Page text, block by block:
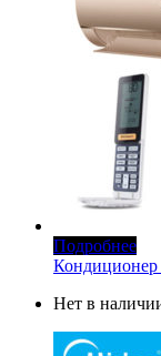
Подробнее
Нет в